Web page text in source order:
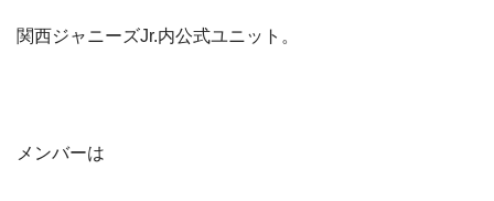
関西ジャニーズJr.内公式ユニット。
メンバーは